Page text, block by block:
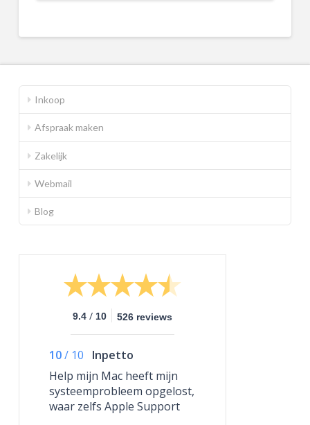
Inkoop
Afspraak maken
Zakelijk
Webmail
Blog
9.4 / 10 526 reviews
10/ 10
Inpetto
Help mijn Mac heeft mijn
systeemprobleem opgelost,
waar zelfs Apple Support